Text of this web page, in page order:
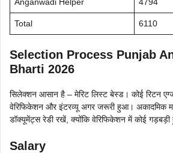
Total 6110
Selection Process Punjab
Bharti 2026
सिलेक्शन आसान है – मेरिट लिस्ट बेस्ड। कोई रिटन
वेरिफिकेशन और इंटरव्यू अगर जरूरी हुआ। अकादमिक
डॉक्यूमेंट्स रेडी रखें, क्योंकि वेरिफिकेशन में कोई गड़बड़ी
Salary